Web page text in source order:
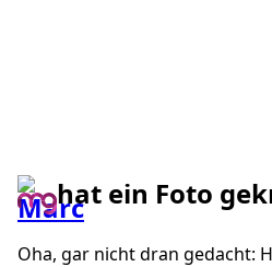
hat ein Foto
Oha, gar nicht dran gedacht: